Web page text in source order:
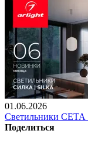
01.06.2026
Светильники СЕТА
Поделиться